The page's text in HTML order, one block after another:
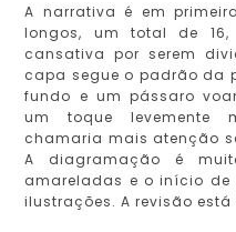
A narrativa é em
longos, um total de
cansativa por serem
capa segue o padrão da
fundo e um pássaro
um toque levemente
chamaria mais atenção
A diagramação é
amareladas e o início
ilustrações. A revisão está